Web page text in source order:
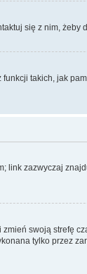
się z nim,
takich, jak
link zazwyczaj
swoją strefę
tylko przez